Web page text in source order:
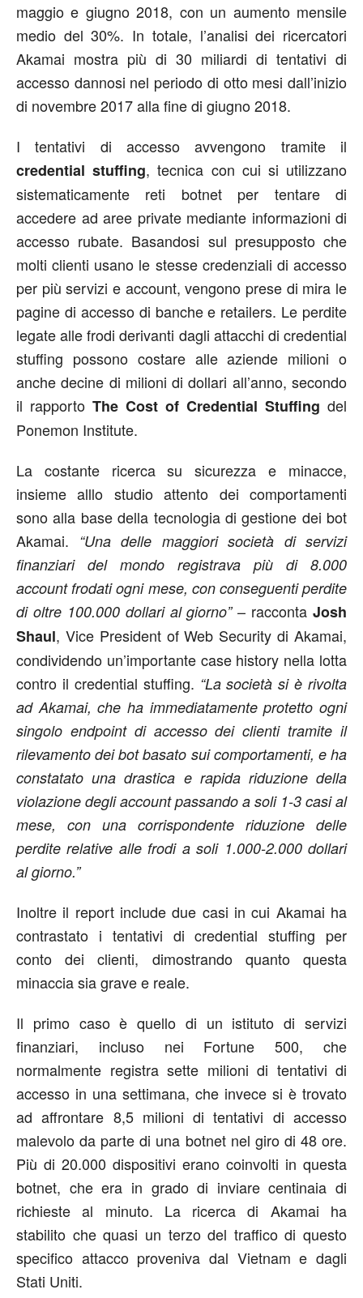
maggio e giugno 2018, con un aumento mensile
medio del 30%. In totale, l’analisi dei ricercatori
Akamai mostra più di 30 miliardi di tentativi di
accesso dannosi nel periodo di otto mesi dall’inizio
di novembre 2017 alla fine di giugno 2018.
I tentativi di accesso avvengono tramite il
credential stuffing, tecnica con cui si utilizzano
sistematicamente reti botnet per tentare di
accedere ad aree private mediante informazioni di
accesso rubate. Basandosi sul presupposto che
molti clienti usano le stesse credenziali di accesso
per più servizi e account, vengono prese di mira le
pagine di accesso di banche e retailers. Le perdite
legate alle frodi derivanti dagli attacchi di credential
stuffing possono costare alle aziende milioni o
anche decine di milioni di dollari all’anno, secondo
il rapporto The Cost of Credential Stuffing del
Ponemon Institute.
La costante ricerca su sicurezza e minacce,
insieme alllo studio attento dei comportamenti
sono alla base della tecnologia di gestione dei bot
Akamai. “Una delle maggiori società di servizi
finanziari del mondo registrava più di 8.000
account frodati ogni mese, con conseguenti perdite
di oltre 100.000 dollari al giorno”– racconta Josh
Shaul, Vice President of Web Security di Akamai,
condividendo un’importante case history nella lotta
contro il credential stuffing. “La società si è rivolta
ad Akamai, che ha immediatamente protetto ogni
singolo endpoint di accesso dei clienti tramite il
rilevamento dei bot basato sui comportamenti, e ha
constatato una drastica e rapida riduzione della
violazione degli account passando a soli 1-3 casi al
mese, con una corrispondente riduzione delle
perdite relative alle frodi a soli 1.000-2.000 dollari
al giorno.”
Inoltre il report include due casi in cui Akamai ha
contrastato i tentativi di credential stuffing per
conto dei clienti, dimostrando quanto questa
minaccia sia grave e reale.
Il primo caso è quello di un istituto di servizi
finanziari, incluso nei Fortune 500, che
normalmente registra sette milioni di tentativi di
accesso in una settimana, che invece si è trovato
ad affrontare 8,5 milioni di tentativi di accesso
malevolo da parte di una botnet nel giro di 48 ore.
Più di 20.000 dispositivi erano coinvolti in questa
botnet, che era in grado di inviare centinaia di
richieste al minuto. La ricerca di Akamai ha
stabilito che quasi un terzo del traffico di questo
specifico attacco proveniva dal Vietnam e dagli
Stati Uniti.